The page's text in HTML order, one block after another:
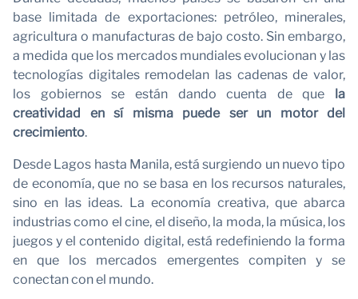
base limitada de exportaciones: petróleo, minerales,
agricultura o manufacturas de bajo costo. Sin embargo,
a medida que los mercados mundiales evolucionan y las
tecnologías digitales remodelan las cadenas de valor,
los gobiernos se están dando cuenta de que la
creatividad en sí misma puede ser un motor del
crecimiento.
Desde Lagos hasta Manila, está surgiendo un nuevo tipo
de economía, que no se basa en los recursos naturales,
sino en las ideas. La economía creativa, que abarca
industrias como el cine, el diseño, la moda, la música, los
juegos y el contenido digital, está redefiniendo la forma
en que los mercados emergentes compiten y se
conectan con el mundo.